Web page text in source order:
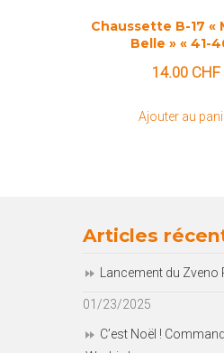
Chaussette B-17 «
Belle » « 41-
14.00 CHF
Ajouter au
Articles
Lancement du
01/23/2025
C’est Noël !